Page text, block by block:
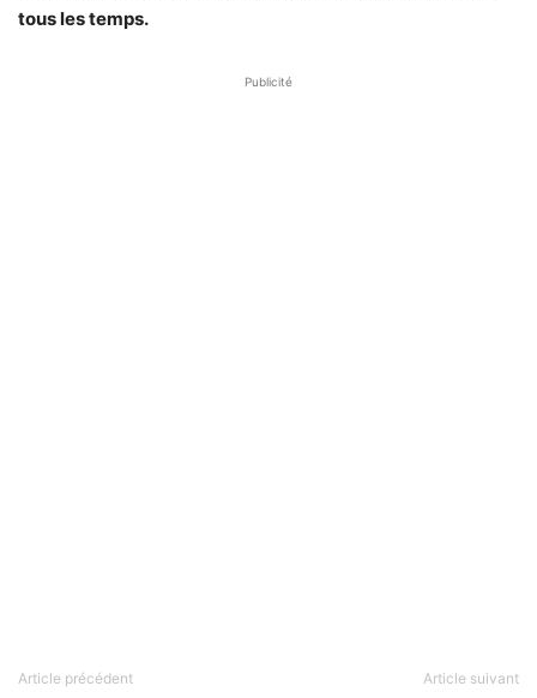
tous les temps.
Publicité
Article précédent Article suivant